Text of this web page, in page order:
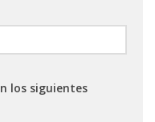
los siguientes